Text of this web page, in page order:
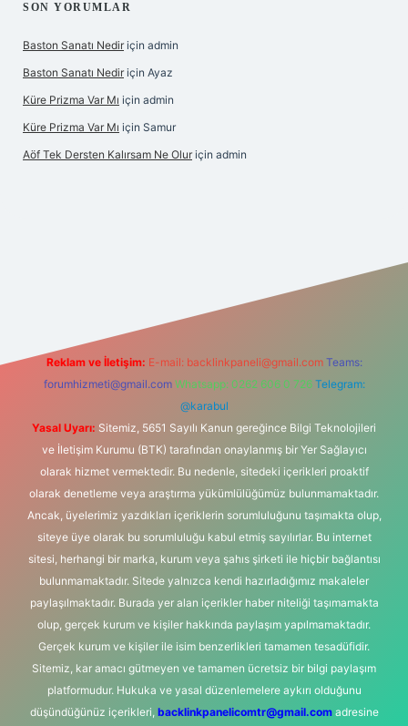
SON YORUMLAR
Baston Sanatı Nedir için admin
Baston Sanatı Nedir için Ayaz
Küre Prizma Var Mı için admin
Küre Prizma Var Mı için Samur
Aöf Tek Dersten Kalırsam Ne Olur için admin
Reklam ve İletişim: E-mail: backlinkpaneli@gmail.com Teams:
forumhizmeti@gmail.com Whatsapp: 0262 606 0 726 Telegram:
@karabul
Yasal Uyarı: Sitemiz, 5651 Sayılı Kanun gereğince Bilgi Teknolojileri
ve İletişim Kurumu (BTK) tarafından onaylanmış bir Yer Sağlayıcı
olarak hizmet vermektedir. Bu nedenle, sitedeki içerikleri proaktif
olarak denetleme veya araştırma yükümlülüğümüz bulunmamaktadır.
Ancak, üyelerimiz yazdıkları içeriklerin sorumluluğunu taşımakta olup,
siteye üye olarak bu sorumluluğu kabul etmiş sayılırlar. Bu internet
sitesi, herhangi bir marka, kurum veya şahıs şirketi ile hiçbir bağlantısı
bulunmamaktadır. Sitede yalnızca kendi hazırladığımız makaleler
paylaşılmaktadır. Burada yer alan içerikler haber niteliği taşımamakta
olup, gerçek kurum ve kişiler hakkında paylaşım yapılmamaktadır.
Gerçek kurum ve kişiler ile isim benzerlikleri tamamen tesadüfidir.
Sitemiz, kar amacı gütmeyen ve tamamen ücretsiz bir bilgi paylaşım
platformudur. Hukuka ve yasal düzenlemelere aykırı olduğunu
düşündüğünüz içerikleri, backlinkpanelicomtr@gmail.comadresine